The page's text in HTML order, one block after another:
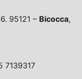
95121 – Bicocca,
7139317